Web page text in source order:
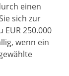
einen
sich zur
250.000
wenn ein